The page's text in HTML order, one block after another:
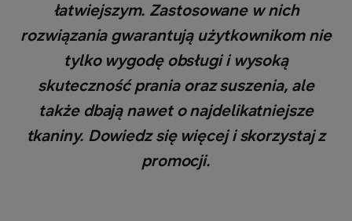
łatwiejszym. Zastosowane w nich
rozwiązania gwarantują użytkownikom nie
tylko wygodę obsługi i wysoką
skuteczność prania oraz suszenia, ale
także dbają nawet o najdelikatniejsze
tkaniny. Dowiedz się więcej i skorzystaj z
promocji.